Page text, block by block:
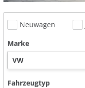
Neuwagen
Marke
Fahrzeugtyp